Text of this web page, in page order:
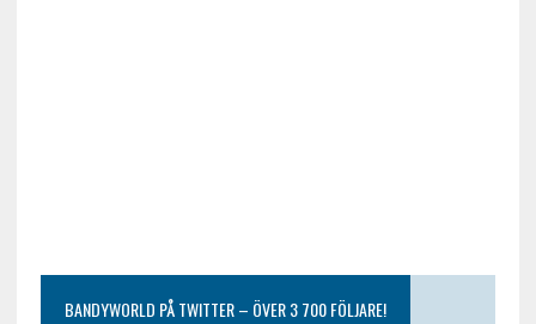
BANDYWORLD PÅ TWITTER – ÖVER 3 700 FÖLJARE!